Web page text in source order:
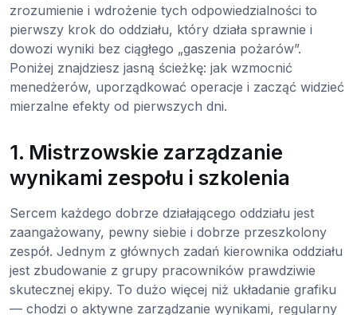
zrozumienie i wdrożenie tych odpowiedzialności to
pierwszy krok do oddziału, który działa sprawnie i
dowozi wyniki bez ciągłego „gaszenia pożarów”.
Poniżej znajdziesz jasną ścieżkę: jak wzmocnić
menedżerów, uporządkować operacje i zacząć widzieć
mierzalne efekty od pierwszych dni.
1. Mistrzowskie zarządzanie
wynikami zespołu i szkolenia
Sercem każdego dobrze działającego oddziału jest
zaangażowany, pewny siebie i dobrze przeszkolony
zespół. Jednym z głównych zadań kierownika oddziału
jest zbudowanie z grupy pracowników prawdziwie
skutecznej ekipy. To dużo więcej niż układanie grafiku
— chodzi o aktywne zarządzanie wynikami, regularny